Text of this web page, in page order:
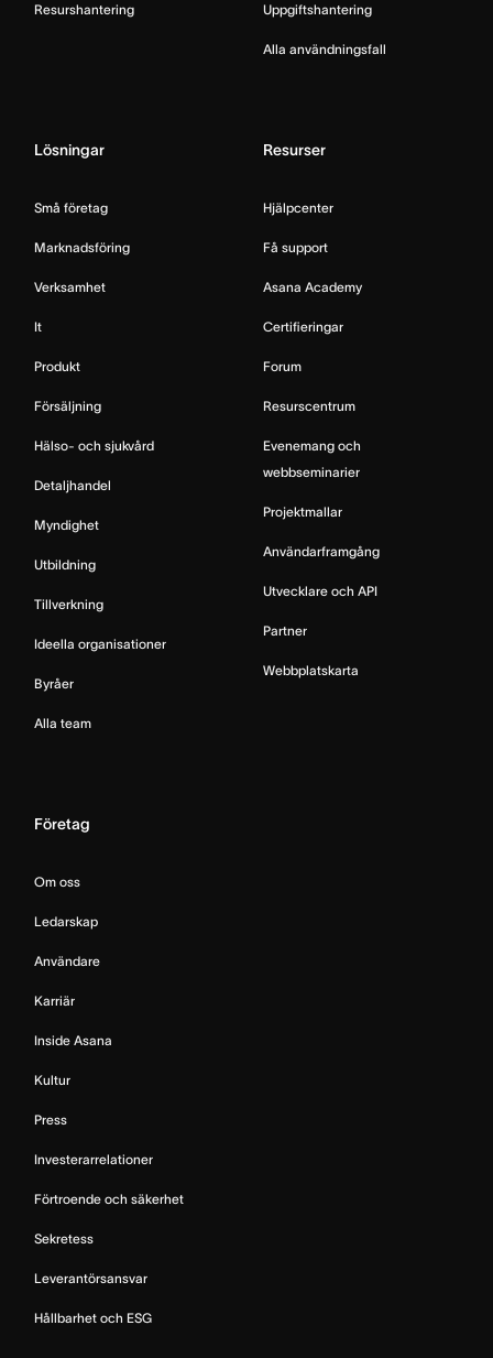
Resurshantering Uppgiftshantering
Alla användningsfall
Lösningar
Små företag
Marknadsföring
Verksamhet
It
Produkt
Försäljning
Hälso- och sjukvård
Detaljhandel
Myndighet
Utbildning
Tillverkning
Ideella organisationer
Byråer
Alla team
Resurser
Hjälpcenter
Få support
Asana Academy
Certifieringar
Forum
Resurscentrum
Evenemang och
webbseminarier
Projektmallar
Användarframgång
Utvecklare och API
Partner
Webbplatskarta
Företag
Om oss
Ledarskap
Användare
Karriär
Inside Asana
Kultur
Press
Investerarrelationer
Förtroende och säkerhet
Sekretess
Leverantörsansvar
Hållbarhet och ESG